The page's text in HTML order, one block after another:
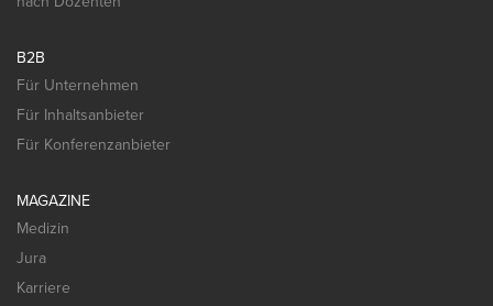
B2B
Für Unternehmen
Für Inhaltsanbieter
Für Konferenzanbieter
MAGAZINE
Medizin
Jura
Karriere